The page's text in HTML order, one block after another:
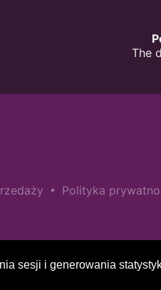
sesji i generowania
The
• Polityka